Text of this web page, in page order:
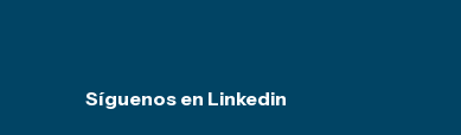
Síguenos en Linkedin